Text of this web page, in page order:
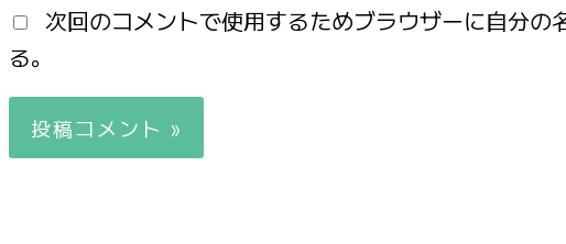
次回のコメントで使用するためブラウザーに自分
る。